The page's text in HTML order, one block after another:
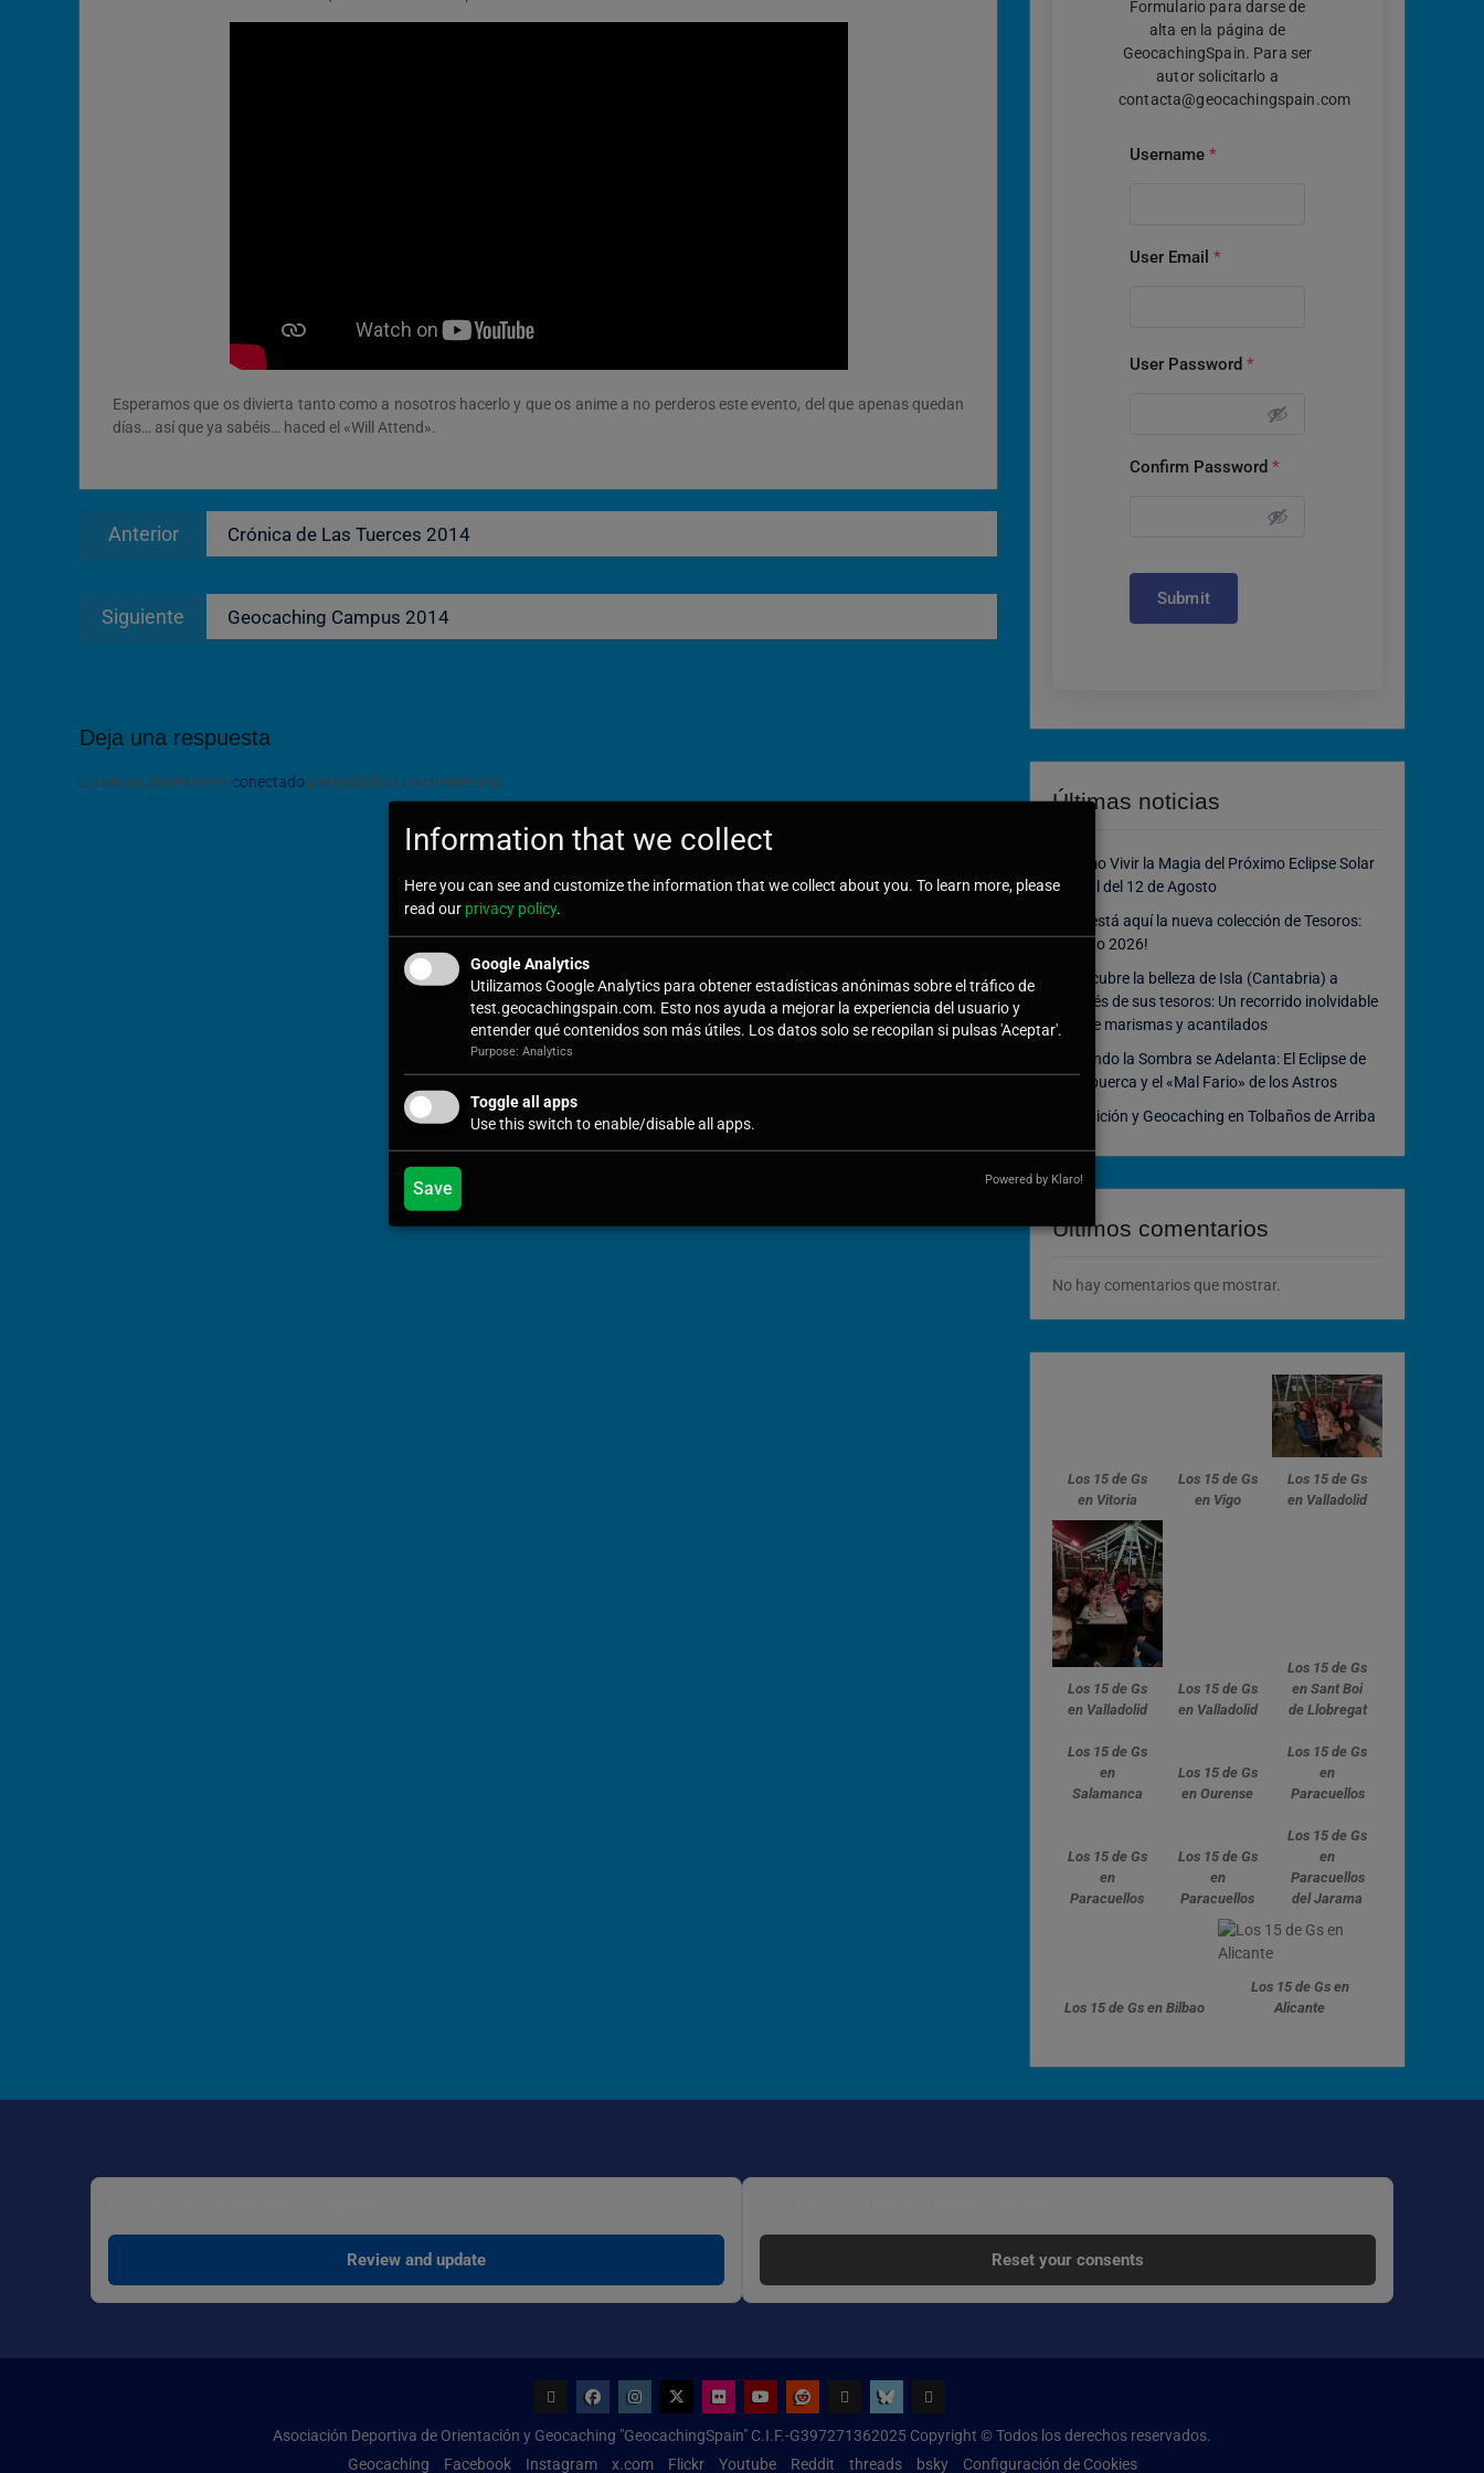
Esperamos que os divierta tanto como a nosotros hacerlo y que os anime a no perderos este evento, del que apenas quedan
días… así que ya sabéis… haced el «Will Attend».
Anterior
Entrada
anterior:
Crónica de Las Tuerces 2014
Siguiente
siguiente:
Geocaching Campus 2014
Deja una respuesta
Lo siento, debes estar conectado para publicar un comentario.
Formulario para darse de
alta en la página de
GeocachingSpain. Para ser
autor solicitarlo a
contacta@geocachingspain.com
Username *
User Email *
User Password *
Confirm Password *
Submit
Últimas noticias
Cómo Vivir la Magia del Próximo Eclipse Solar
Total del 12 de Agosto
¡Ya está aquí la nueva colección de Tesoros:
Bingo 2026!
Descubre la belleza de Isla (Cantabria) a
través de sus tesoros: Un recorrido inolvidable
entre marismas y acantilados
Cuando la Sombra se Adelanta: El Eclipse de
Atapuerca y el «Mal Fario» de los Astros
Tradición y Geocaching en Tolbaños de Arriba
Últimos comentarios
No hay comentarios que mostrar.
Los 15 de Gs
en Vitoria
Los 15 de Gs
en Vigo
Los 15 de Gs
en Valladolid
Los 15 de Gs
en Valladolid
Los 15 de Gs
en Valladolid
Los 15 de Gs
en Sant Boi
de Llobregat
Los 15 de Gs
en
Salamanca
Los 15 de Gs
en Ourense
Los 15 de Gs
en
Paracuellos
Los 15 de Gs
en
Paracuellos
Los 15 de Gs
en
Paracuellos
Los 15 de Gs
en
Paracuellos
del Jarama
Los 15 de Gs en Bilbao
Los 15 de Gs en
Alicante
Review and update Reset your consents
de
Asociación Deportiva de Orientación y Geocaching "GeocachingSpain" C.I.F.-G397271362025 Copyright © Todos los derechos reservados.
Geocaching
Facebook Instagram x.com Flickr Youtube Reddit threads bsky Configuración de Cookies
Information that we collect
Here you can see and customize the information that we collect about you. To learn more, please
read our privacy policy.
Google Analytics
Utilizamos Google Analytics para obtener estadísticas anónimas sobre el tráfico de
test.geocachingspain.com. Esto nos ayuda a mejorar la experiencia del usuario y
entender qué contenidos son más útiles. Los datos solo se recopilan si pulsas 'Aceptar'.
Purpose: Analytics
Toggle all apps
Use this switch to enable/disable all apps.
Save Powered by Klaro!